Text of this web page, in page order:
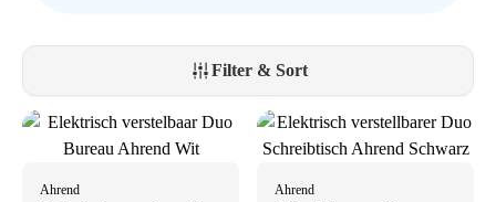
ergonomische Arbeitsumgebung
höhenverstellbaren Schreibtisch schaffst du eine optimale Balance
zwischenKomfort und Produktivität. Entdecke unser Angebot und
erfahre, wie wir dir helfen können, den idealen Arbeitsplatz
zusammenzustellen, der all deine Wünsche erfüllt.
Filter & Sort
Ahrend Ahrend